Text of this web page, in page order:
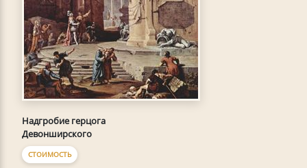
Надгробие герцога
Девонширского
СТОИМОСТЬ